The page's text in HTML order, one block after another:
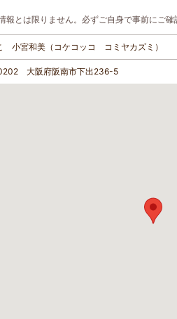
とは限りません。必ずご自身で事前にご確
小宮和美（コケコッコ コミヤカズミ）
大阪府阪南市下出236-5